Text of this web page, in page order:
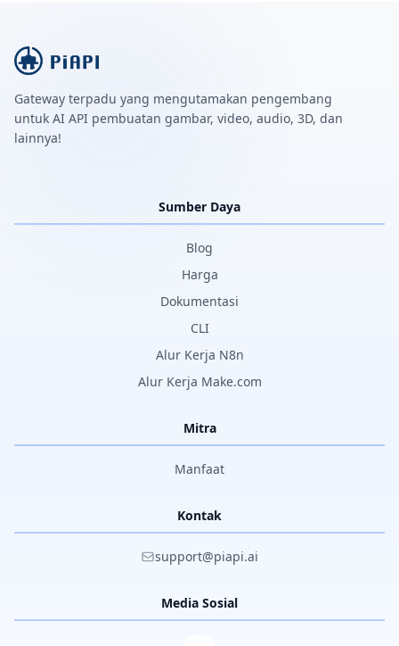
Gateway terpadu yang mengutamakan pengembang
untuk AI API pembuatan gambar, video, audio, 3D, dan
lainnya!
Sumber Daya
Blog
Harga
Dokumentasi
CLI
Alur Kerja N8n
Alur Kerja Make.com
Mitra
Manfaat
Kontak
support@piapi.ai
Media Sosial